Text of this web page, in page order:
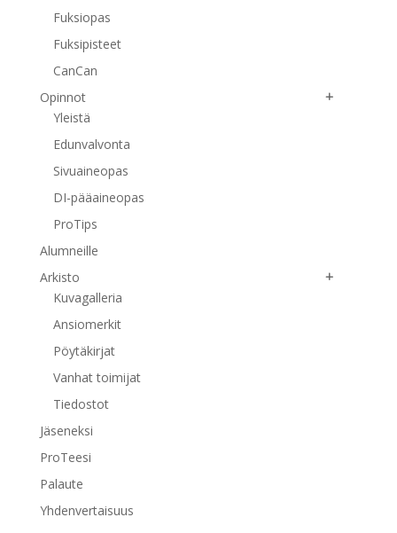
Fuksiopas
Fuksipisteet
CanCan
Opinnot
Yleistä
Edunvalvonta
Sivuaineopas
DI-pääaineopas
ProTips
Alumneille
Arkisto
Kuvagalleria
Ansiomerkit
Pöytäkirjat
Vanhat toimijat
Tiedostot
Jäseneksi
ProTeesi
Palaute
Yhdenvertaisuus